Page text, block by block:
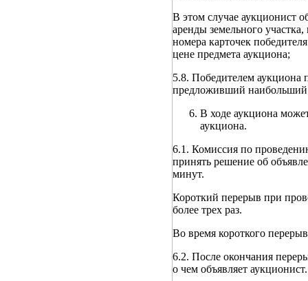
В этом случае аукционист
аренды земельного
номера карточек
цене предмета аукциона;
5.8. Победителем аукциона
предложивший наибольший
В ходе аукциона
аукциона.
6.1. Комиссия по
принять решение об
минут.
Короткий перерыв при
более трех раз.
Во время короткого
6.2. После окончания
о чем объявляет аукционист.